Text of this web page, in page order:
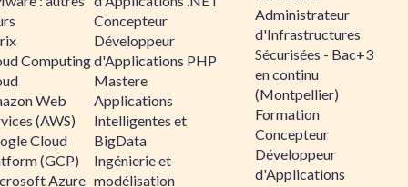
Computing
Web
(AWS)
Cloud
(GCP)
Azure
Concepteur
Développeur
d'Applications PHP
Mastere
Applications
Intelligentes et
BigData
Ingénierie et
modélisation
Administrateur
d'Infrastructures
Sécurisées - Bac+3
en continu
(Montpellier)
Formation
Concepteur
Développeur
d'Applications